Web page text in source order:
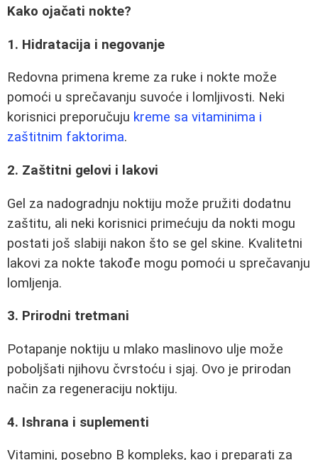
Kako ojačati nokte?
1. Hidratacija i negovanje
Redovna primena kreme za ruke i nokte može
pomoći u sprečavanju suvoće i lomljivosti. Neki
korisnici preporučuju kreme sa vitaminima i
zaštitnim faktorima.
2. Zaštitni gelovi i lakovi
Gel za nadogradnju noktiju može pružiti dodatnu
zaštitu, ali neki korisnici primećuju da nokti mogu
postati još slabiji nakon što se gel skine. Kvalitetni
lakovi za nokte takođe mogu pomoći u sprečavanju
lomljenja.
3. Prirodni tretmani
Potapanje noktiju u mlako maslinovo ulje može
poboljšati njihovu čvrstoću i sjaj. Ovo je prirodan
način za regeneraciju noktiju.
4. Ishrana i suplementi
Vitamini, posebno B kompleks, kao i preparati za